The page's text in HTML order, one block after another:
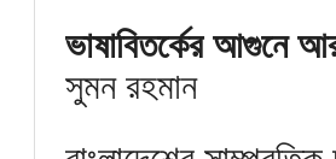
ভাষাবিতর্কের আগুনে
সুমন রহমান